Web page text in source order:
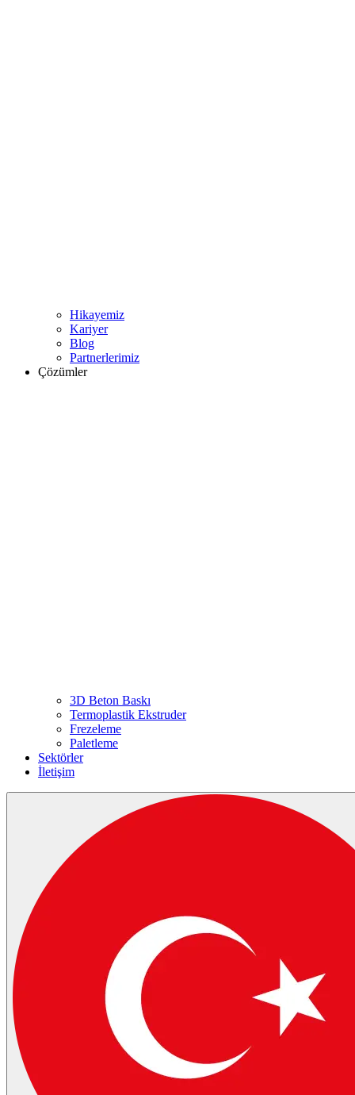
Hikayemiz
Kariyer
Blog
Partnerlerimiz
Çözümler
3D Beton Baskı
Termoplastik Ekstruder
Frezeleme
Paletleme
Sektörler
İletişim